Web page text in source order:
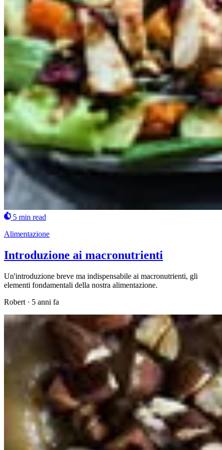
5 min read
Alimentazione
Introduzione ai macronutrienti
Un'introduzione breve ma indispensabile ai macronutrienti, gli
elementi fondamentali della nostra alimentazione.
Robert · 5 anni fa